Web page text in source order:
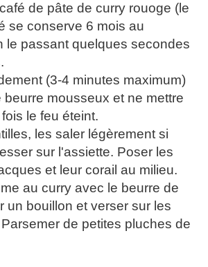
de pâte de curry rouoge (le
se conserve 6 mois au
le passant quelques secondes
(3-4 minutes maximum)
beurre mousseux et ne mettre
le feu éteint.
les saler légèrement si
sur l'assiette. Poser les
et leur corail au milieu.
au curry avec le beurre de
un bouillon et verser sur les
de petites pluches de